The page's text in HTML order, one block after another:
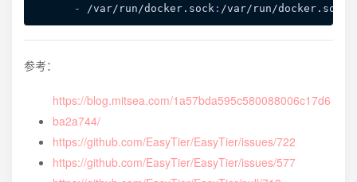
-
/var/run/docker.sock :
参考：
https://blog.mitsea.com/1a57bda595c580088006c17d6
ba2a744/
https://github.com/EasyTier/EasyTier/issues/722
https://github.com/EasyTier/EasyTier/issues/577